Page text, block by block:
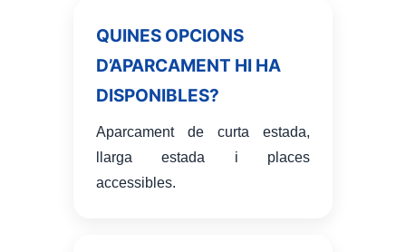
QUINES OPCIONS
D’APARCAMENT HI HA
DISPONIBLES?
Aparcament de curta estada,
llarga estada i places
accessibles.